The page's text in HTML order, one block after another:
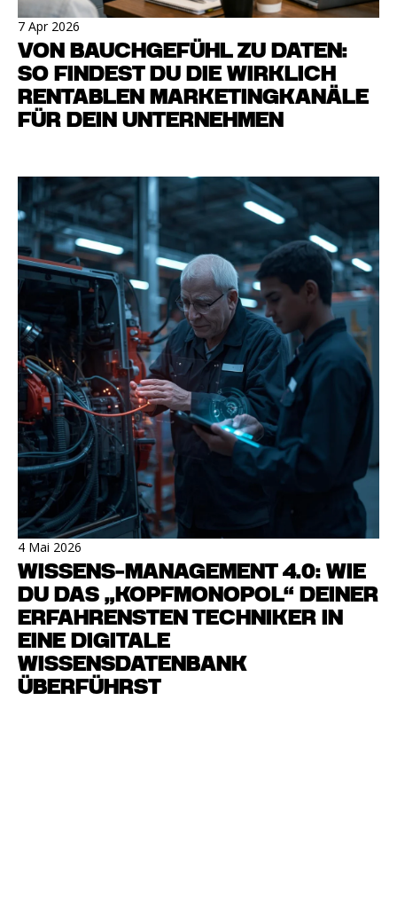
7 Apr 2026
VON BAUCHGEFÜHL ZU DATEN:
SO FINDEST DU DIE WIRKLICH
RENTABLEN MARKETINGKANÄLE
FÜR DEIN UNTERNEHMEN
4 Mai 2026
WISSENS-MANAGEMENT 4.0: WIE
DU DAS „KOPFMONOPOL“ DEINER
ERFAHRENSTEN TECHNIKER IN
EINE DIGITALE
WISSENSDATENBANK
ÜBERFÜHRST